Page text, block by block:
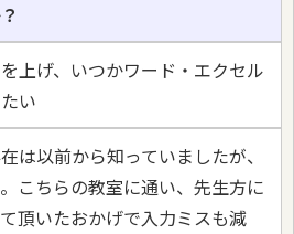
上げ、いつかワード・エクセル
い
は以前から知っていましたが、
こちらの教室に通い、先生方に
頂いたおかげで入力ミスも減